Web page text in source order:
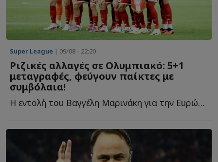
Super League | 09/08 - 22:20
Ριζικές αλλαγές σε Ολυμπιακό: 5+1
μεταγραφές, φεύγουν παίκτες με
συμβόλαια!
Η εντολή του Βαγγέλη Μαρινάκη για την Ευρώπη, οι μεταγραφές π...